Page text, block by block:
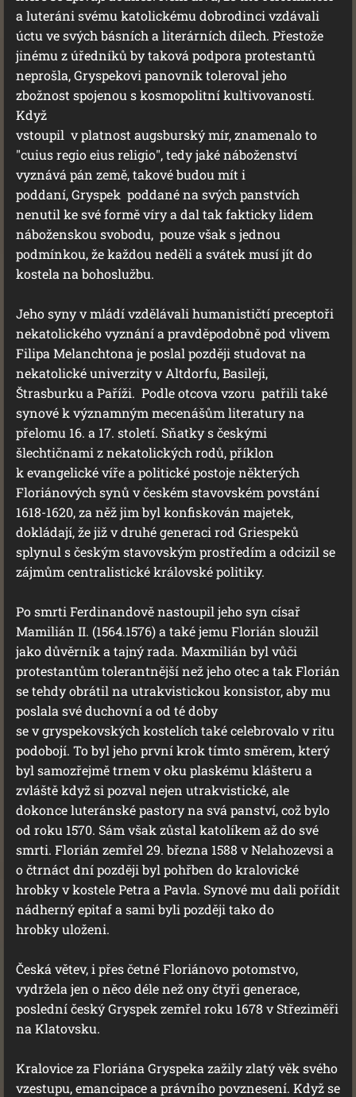
a luteráni svému katolickému dobrodinci vzdávali
úctu ve svých básních a literárních dílech. Přestože
jinému z úředníků by taková podpora protestantů
neprošla, Gryspekovi panovník toleroval jeho
zbožnost spojenou s kosmopolitní kultivovaností.
Když
vstoupil v platnost augsburský mír, znamenalo to
"cuius regio eius religio", tedy jaké náboženství
vyznává pán země, takové budou mít i
poddaní, Gryspek poddané na svých panstvích
nenutil ke své formě víry a dal tak fakticky lidem
náboženskou svobodu, pouze však s jednou
podmínkou, že každou neděli a svátek musí jít do
kostela na bohoslužbu.
Jeho syny v mládí vzdělávali humanističtí preceptoři
nekatolického vyznání a pravděpodobně pod vlivem
Filipa Melanchtona je poslal později studovat na
nekatolické univerzity v Altdorfu, Basileji,
Štrasburku a Paříži. Podle otcova vzoru patřili také
synové k významným mecenášům literatury na
přelomu 16. a 17. století. Sňatky s českými
šlechtičnami z nekatolických rodů, příklon
k evangelické víře a politické postoje některých
Floriánových synů v českém stavovském povstání
1618-1620, za něž jim byl konfiskován majetek,
dokládají, že již v druhé generaci rod Griespeků
splynul s českým stavovským prostředím a odcizil se
zájmům centralistické královské politiky.
Po smrti Ferdinandově nastoupil jeho syn císař
Mamilián II. (1564.1576) a také jemu Florián sloužil
jako důvěrník a tajný rada. Maxmilián byl vůči
protestantům tolerantnější než jeho otec a tak Florián
se tehdy obrátil na utrakvistickou konsistor, aby mu
poslala své duchovní a od té doby
se v gryspekovských kostelích také celebrovalo v ritu
podobojí. To byl jeho první krok tímto směrem, který
byl samozřejmě trnem v oku plaskému klášteru a
zvláště když si pozval nejen utrakvistické, ale
dokonce luteránské pastory na svá panství, což bylo
od roku 1570. Sám však zůstal katolíkem až do své
smrti. Florián zemřel 29. března 1588 v Nelahozevsi a
o čtrnáct dní později byl pohřben do kralovické
hrobky v kostele Petra a Pavla. Synové mu dali pořídit
nádherný epitaf a sami byli později tako do
hrobky uloženi.
Česká větev, i přes četné Floriánovo potomstvo,
vydržela jen o něco déle než ony čtyři generace,
poslední český Gryspek zemřel roku 1678 v Střeziměři
na Klatovsku.
Kralovice za Floriána Gryspeka zažily zlatý věk svého
vzestupu, emancipace a právního povznesení. Když se